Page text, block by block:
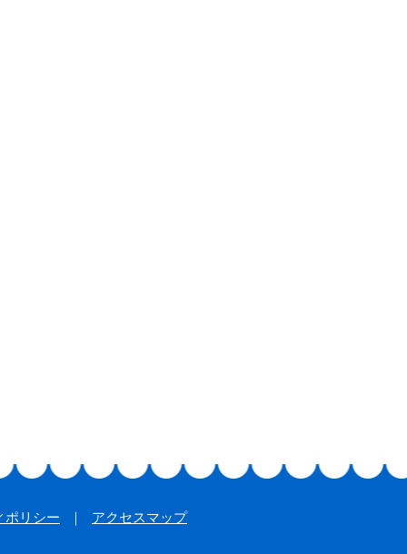
ポリシー アクセスマップ